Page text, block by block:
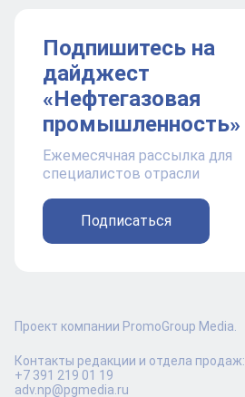
Подпишитесь на
дайджест
«Нефтегазовая
промышленность»
Ежемесячная рассылка для
специалистов отрасли
Подписаться
Проект компании PromoGroup Media.
Контакты редакции и отдела продаж:
+7 391 219 01 19
adv.np@pgmedia.ru